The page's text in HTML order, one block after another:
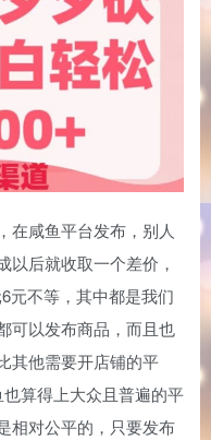
在咸鱼平台发布，别人
以后就收取一个差价，
元不等，其中都是我们
可以发布商品，而且也
其他需要开店铺的平
算得上大众且普遍的平
相对公平的，只要发布